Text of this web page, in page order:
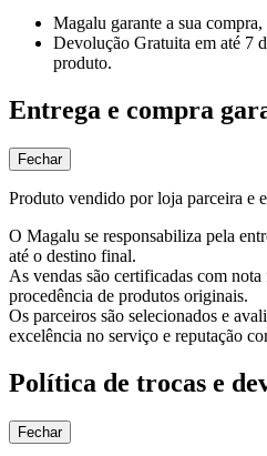
Magalu garante a sua
Devolução Gratuita em até 7
produto.
Entrega e compra
Fechar
Produto vendido por loja parceira e
O Magalu se responsabiliza pela
até o destino final.
As vendas são certificadas com
procedência de produtos originais.
Os parceiros são selecionados e
excelência no serviço e reputação
Política de trocas e
Fechar